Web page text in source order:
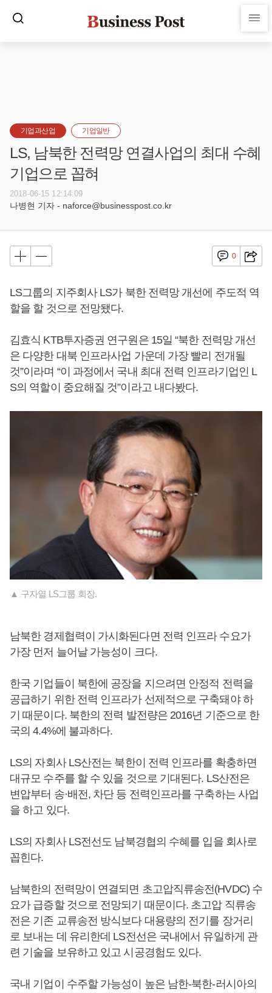
기업과산업 기업일반
LS, 남북한 전력망 연결사업의 최대 수혜
기업으로 꼽혀
2018-06-15 12:14:09
나병현 기자 - naforce@businesspost.co.kr
0
LS그룹의 지주회사 LS가 북한 전력망 개선에 주도적 역
할을 할 것으로 전망됐다.
김효식 KTB투자증권 연구원은 15일 “북한 전력망 개선
은 다양한 대북 인프라사업 가운데 가장 빨리 전개될
것”이라며 “이 과정에서 국내 최대 전력 인프라기업인 L
S의 역할이 중요해질 것”이라고 내다봤다.
▲ 구자열 LS그룹 회장.
남북한 경제협력이 가시화된다면 전력 인프라 수요가
가장 먼저 늘어날 가능성이 크다.
한국 기업들이 북한에 공장을 지으려면 안정적 전력을
공급하기 위한 전력 인프라가 선제적으로 구축돼야 하
기 때문이다. 북한의 전력 발전량은 2016년 기준으로 한
국의 4.4%에 불과하다.
LS의 자회사 LS산전는 북한이 전력 인프라를 확충하면
대규모 수주를 할 수 있을 것으로 기대된다. LS산전은
변압부터 송·배전, 차단 등 전력인프라를 구축하는 사업
을 하고 있다.
LS의 자회사 LS전선도 남북경협의 수혜를 입을 회사로
꼽힌다.
남북한의 전력망이 연결되면 초고압직류송전(HVDC) 수
요가 급증할 것으로 전망되기 때문이다. 초고압 직류송
전은 기존 교류송전 방식보다 대용량의 전기를 장거리
로 보내는 데 유리한데 LS전선은 국내에서 유일하게 관
련 기술을 보유하고 있고 시공경험도 있다.
국내 기업이 수주할 가능성이 높은 남한-북한-러시아의